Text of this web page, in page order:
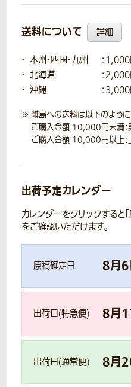
送料について 詳細
本州・四国・九州
：
北海道
：
沖縄
：
離島への送料は以下のように
ご購入金額 10,000円未満：
ご購入金額 10,000円以上：
出荷予定カレンダー
カレンダーをクリックすると
をご確認いただけます。
原稿確定日 8月6
出荷日(特急便) 8月
出荷日(通常便) 8月